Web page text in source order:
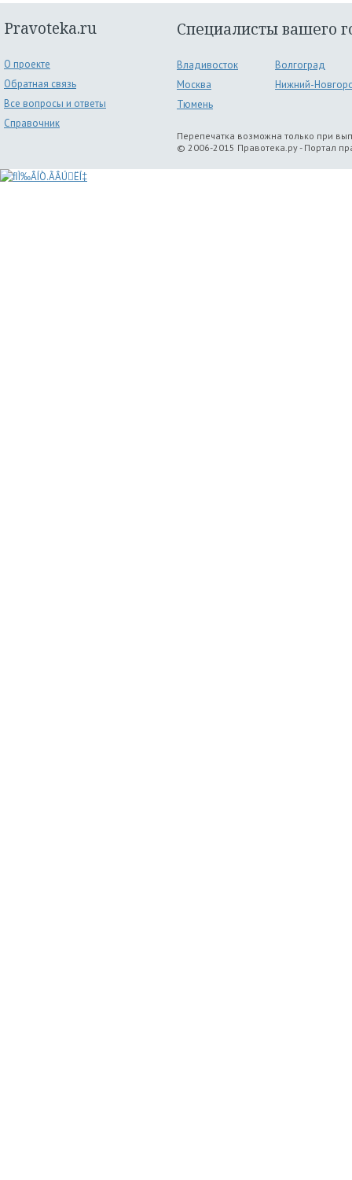
Pravoteka.ru
О проекте
Обратная связь
Все вопросы и ответы
Справочник
Специалисты вашего
Владивосток
Волгоград
Москва
Нижний-
Тюмень
Перепечатка возможна только при
© 2006-2015 Правотека.ру - Портал